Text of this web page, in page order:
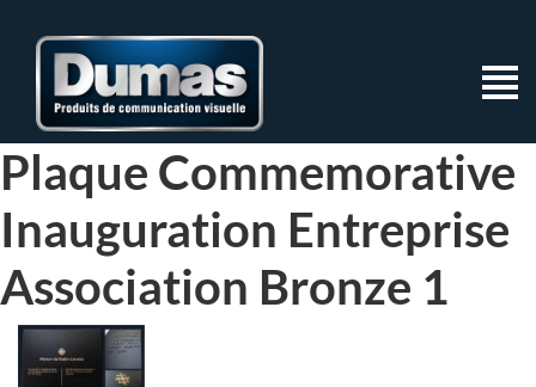
Plaque Commemorative
Inauguration Entreprise
Association Bronze 1